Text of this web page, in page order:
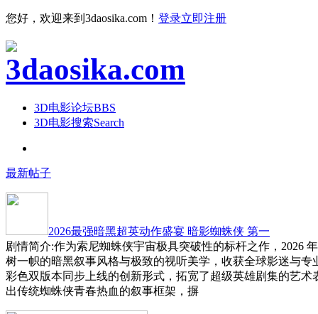
您好，欢迎来到3daosika.com！ 登录立即注册
3D电影论坛BBS
3D电影搜索Search
最新帖子
2026最强暗黑超英动作盛宴 暗影蜘蛛侠 第一
剧情简介:作为索尼蜘蛛侠宇宙极具突破性的标杆之作，2026
树一帜的暗黑叙事风格与极致的视听美学，收获全球影迷与
彩色双版本同步上线的创新形式，拓宽了超级英雄剧集的艺
出传统蜘蛛侠青春热血的叙事框架，摒